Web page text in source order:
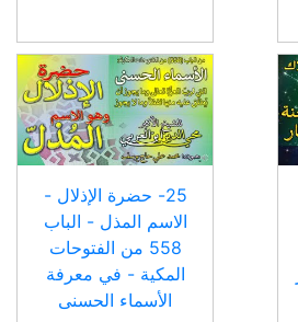
25- حضرة الإذلال -
الاسم المذل - الباب
558 من الفتوحات
المكية - في معرفة
الأسماء الحسنى